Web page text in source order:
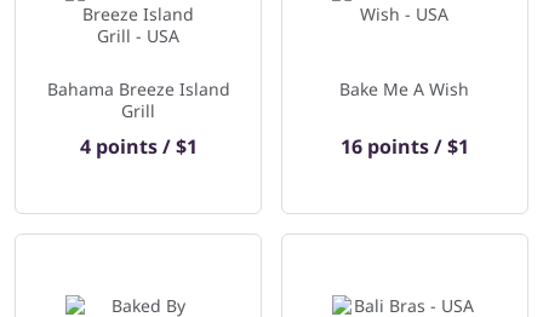
Bahama Breeze Island
Grill
4 points / $1
Bake Me A Wish
16 points / $1